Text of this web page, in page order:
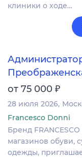
клиники о ходе…
от 75 000 ₽
28 июля 2026
Francesco Donni
Бренд
магазинов обуви,
одежды,